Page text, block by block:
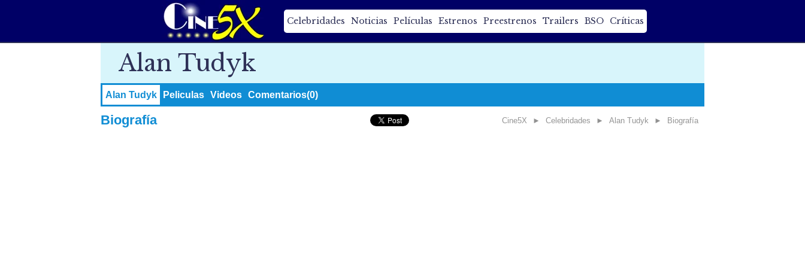
Celebridades Noticias Películas Estrenos Preestrenos Trailers BSO Críticas
Alan Tudyk
Alan Tudyk Peliculas Videos Comentarios(0)
Biografía Cine5X ► Celebridades ► Alan Tudyk ► Biografía